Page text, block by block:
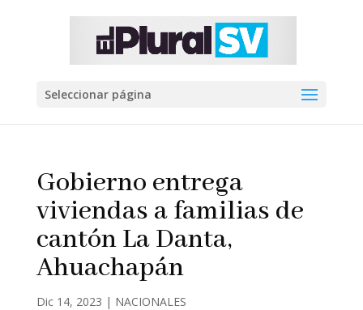
Seleccionar página
Gobierno entrega
viviendas a familias de
cantón La Danta,
Ahuachapán
Dic 14, 2023 | NACIONALES